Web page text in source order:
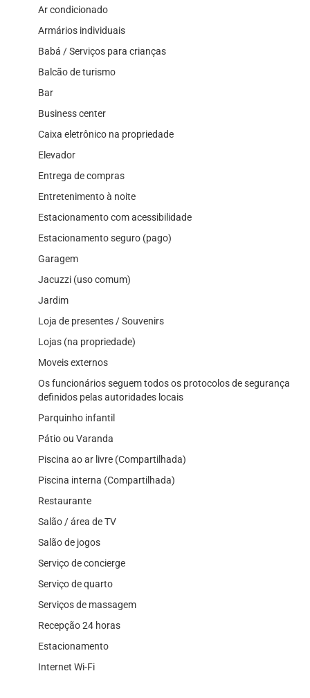
Ar condicionado
Armários individuais
Babá / Serviços para crianças
Balcão de turismo
Bar
Business center
Caixa eletrônico na propriedade
Elevador
Entrega de compras
Entretenimento à noite
Estacionamento com acessibilidade
Estacionamento seguro (pago)
Garagem
Jacuzzi (uso comum)
Jardim
Loja de presentes / Souvenirs
Lojas (na propriedade)
Moveis externos
Os funcionários seguem todos os protocolos de segurança
definidos pelas autoridades locais
Parquinho infantil
Pátio ou Varanda
Piscina ao ar livre (Compartilhada)
Piscina interna (Compartilhada)
Restaurante
Salão / área de TV
Salão de jogos
Serviço de concierge
Serviço de quarto
Serviços de massagem
Recepção 24 horas
Estacionamento
Internet Wi-Fi